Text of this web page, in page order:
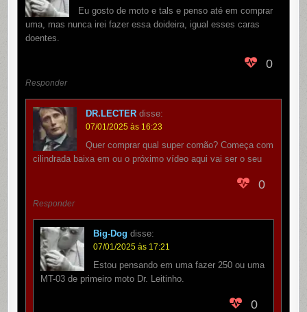
Eu gosto de moto e tals e penso até em comprar
uma, mas nunca irei fazer essa doideira, igual esses caras
doentes.
0
Responder
DR.LECTER disse:
07/01/2025 às 16:23
Quer comprar qual super cornão? Começa com
cilindrada baixa em ou o próximo vídeo aqui vai ser o seu
0
Responder
Big-Dog disse:
07/01/2025 às 17:21
Estou pensando em uma fazer 250 ou uma
MT-03 de primeiro moto Dr. Leitinho.
0